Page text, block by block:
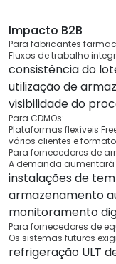
Impacto B2B
Para fabricantes
Fluxos de trabalho
consistência do
utilização de
visibilidade do
Para CDMOs:
Plataformas flexíveis
vários clientes e
Para fornecedores de
A demanda aumentará
instalações de
armazenamento
monitoramento
Para fornecedores de
Os sistemas futuros
refrigeração ULT